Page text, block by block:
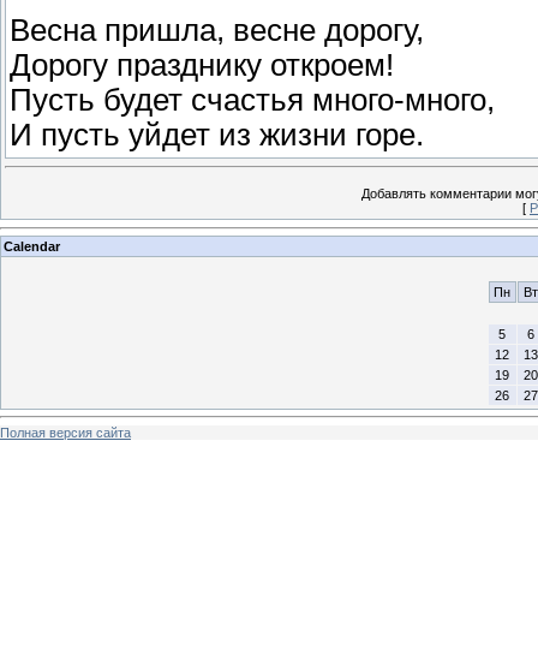
Весна пришла, весне дорогу,
Дорогу празднику откроем!
Пусть будет счастья много-много,
И пусть уйдет из жизни горе.
Добавлять комментарии
[
Calendar
Пн Вт
5
6
12
13
19
20
26
27
Полная версия сайта